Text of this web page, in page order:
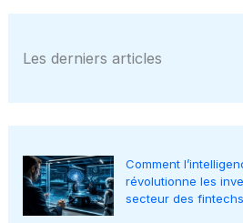
Les derniers articles
Comment
révolutionne les
secteur des fintechs